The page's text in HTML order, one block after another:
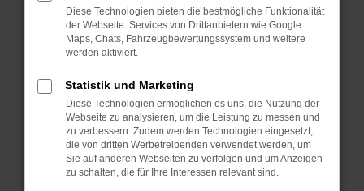
Starte dein Gerät neu.
Das kann manchmal helfen, vorübergehende
Probleme zu beheben.
Betriebssystem auf dem neuesten Stand
sind.
Veraltete Software birgt nicht nur ein
Sicherheitsrisiko, sondern kann auch dazu
führen, dass bestimmte Funktionen nicht mehr
unterstützt werden.
Diese Technologien bieten die bestmögliche Funktionalität
der Webseite. Services von Drittanbietern wie Google
Maps, Chats, Fahrzeugbewertungssystem und weitere
werden aktiviert.
Statistik und Marketing
Diese Technologien ermöglichen es uns, die Nutzung der
Webseite zu analysieren, um die Leistung zu messen und
zu verbessern. Zudem werden Technologien eingesetzt,
die von dritten Werbetreibenden verwendet werden, um
Sie auf anderen Webseiten zu verfolgen und um Anzeigen
zu schalten, die für Ihre Interessen relevant sind.